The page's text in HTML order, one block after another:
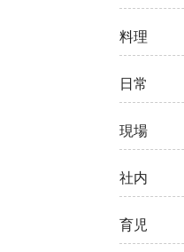
料理
日常
現場
社内
育児